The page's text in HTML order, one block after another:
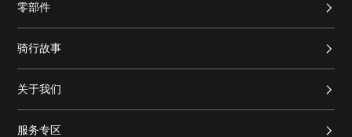
零部件
骑行故事
关于我们
服务专区